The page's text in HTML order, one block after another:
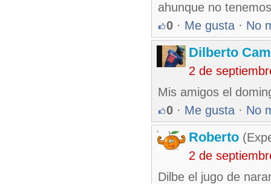
ahunque no
0 · Me gusta · No
Dilberto
2 de
Mis amigos el
0 · Me gusta · No
Roberto
2 de
Dilbe el jugo de